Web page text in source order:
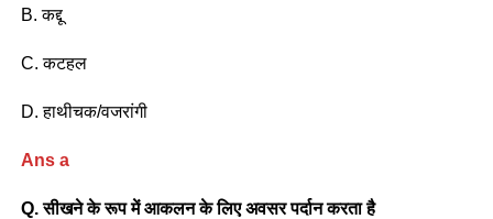
B. कद्दू
C. कटहल
D. हाथीचक/वजरांगी
Ans a
Q. सीखने के रूप में आकलन के लिए अवसर पर्दान करता है